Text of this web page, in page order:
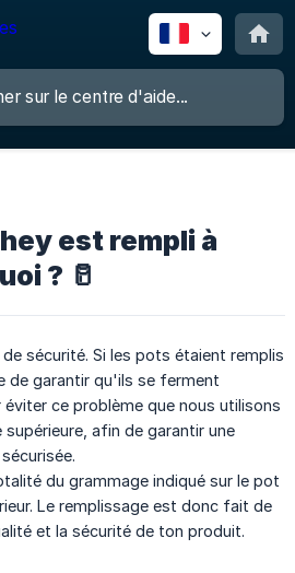
est rempli à
? 🥛
sécurité. Si les pots étaient remplis
de garantir qu'ils se ferment
ce problème que nous utilisons
afin de garantir une
du grammage indiqué sur le pot
Le remplissage est donc fait de
et la sécurité de ton produit.